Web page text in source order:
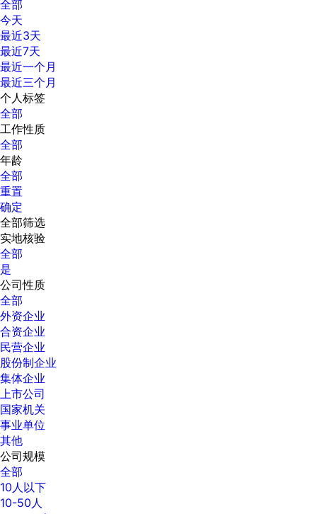
全部
今天
最近3天
最近7天
最近一个月
最近三个月
个人标签
全部
工作性质
全部
年龄
全部
重置
确定
全部筛选
实地核验
全部
是
公司性质
全部
外资企业
合资企业
民营企业
股份制企业
集体企业
上市公司
国家机关
事业单位
其他
公司规模
全部
10人以下
10-50人